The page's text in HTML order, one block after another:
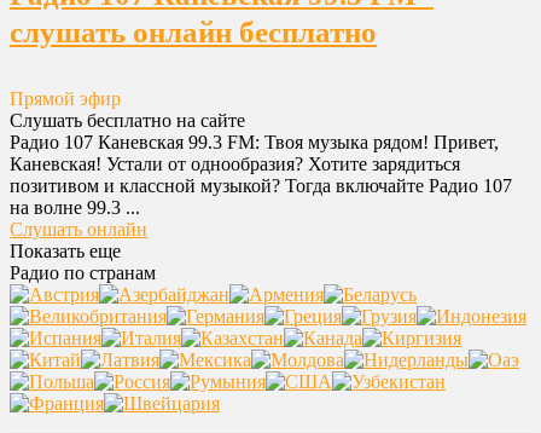
слушать онлайн бесплатно
Прямой эфир
Слушать бесплатно на сайте
Радио 107 Каневская 99.3 FM: Твоя музыка рядом! Привет,
Каневская! Устали от однообразия? Хотите зарядиться
позитивом и классной музыкой? Тогда включайте Радио 107
на волне 99.3 ...
Слушать онлайн
Показать еще
Радио по странам